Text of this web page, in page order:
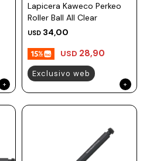
Lapicera Kaweco Perkeo
Roller Ball All Clear
USD 34,00
USD 28,90
Exclusivo web